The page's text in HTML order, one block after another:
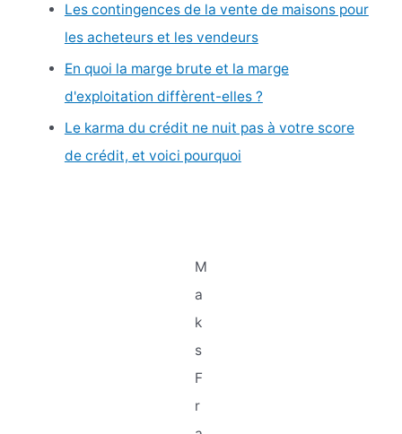
Les contingences de la vente de maisons pour
les acheteurs et les vendeurs
En quoi la marge brute et la marge
d'exploitation diffèrent-elles ?
Le karma du crédit ne nuit pas à votre score
de crédit, et voici pourquoi
M
a
k
s
F
r